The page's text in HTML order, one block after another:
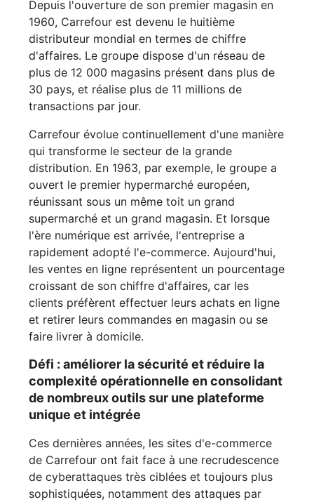
Depuis l'ouverture de son premier magasin en
1960, Carrefour est devenu le huitième
distributeur mondial en termes de chiffre
d'affaires. Le groupe dispose d'un réseau de
plus de 12 000 magasins présent dans plus de
30 pays, et réalise plus de 11 millions de
transactions par jour.
Carrefour évolue continuellement d'une manière
qui transforme le secteur de la grande
distribution. En 1963, par exemple, le groupe a
ouvert le premier hypermarché européen,
réunissant sous un même toit un grand
supermarché et un grand magasin. Et lorsque
l'ère numérique est arrivée, l'entreprise a
rapidement adopté l'e-commerce. Aujourd'hui,
les ventes en ligne représentent un pourcentage
croissant de son chiffre d'affaires, car les
clients préfèrent effectuer leurs achats en ligne
et retirer leurs commandes en magasin ou se
faire livrer à domicile.
Défi : améliorer la sécurité et réduire la
complexité opérationnelle en consolidant
de nombreux outils sur une plateforme
unique et intégrée
Ces dernières années, les sites d'e-commerce
de Carrefour ont fait face à une recrudescence
de cyberattaques très ciblées et toujours plus
sophistiquées, notamment des attaques par